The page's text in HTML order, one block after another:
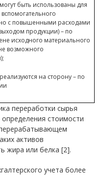
быть использованы для
с повышенными расходами
продукции) – по
исходного материального
возможного
на сторону – по
переработки сырья
стоимости
активов
жира или белка [2].
учета более